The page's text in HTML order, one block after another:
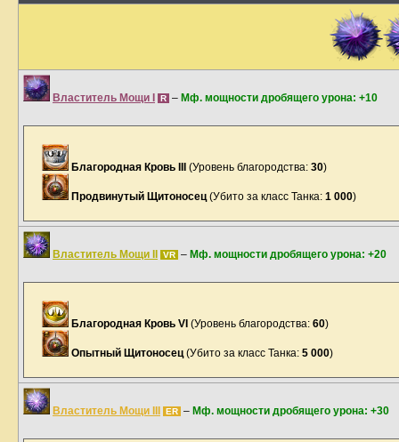
Властитель Мощи I R – Мф. мощности дробящего урона: +10
Благородная Кровь III (Уровень благородства: 30)
Продвинутый Щитоносец (Убито за класс Танка: 1 000)
Властитель Мощи II VR – Мф. мощности дробящего урона: +20
Благородная Кровь VI (Уровень благородства: 60)
Опытный Щитоносец (Убито за класс Танка: 5 000)
Властитель Мощи III ER – Мф. мощности дробящего урона: +30